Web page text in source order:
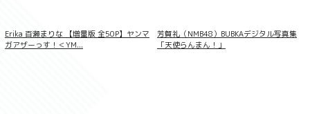
Erika 百瀬まりな 【増量版 全50P】ヤンマ
ガアザーっす！＜YM...
芳賀礼（NMB48）BUBKAデジタル写真集
「天使らんまん！」